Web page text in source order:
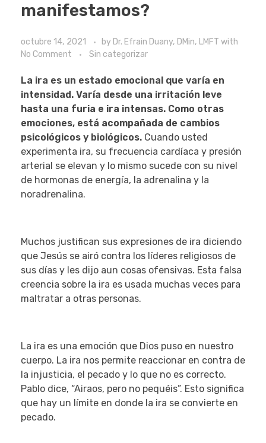
manifestamos?
octubre 14, 2021 by Dr. Efrain Duany, DMin, LMFT with
No Comment
Sin categorizar
La ira es un estado emocional que varía en
intensidad. Varía desde una irritación leve
hasta una furia e ira intensas. Como otras
emociones, está acompañada de cambios
psicológicos y biológicos. Cuando usted
experimenta ira, su frecuencia cardíaca y presión
arterial se elevan y lo mismo sucede con su nivel
de hormonas de energía, la adrenalina y la
noradrenalina.
Muchos justifican sus expresiones de ira diciendo
que Jesús se airó contra los líderes religiosos de
sus días y les dijo aun cosas ofensivas. Esta falsa
creencia sobre la ira es usada muchas veces para
maltratar a otras personas.
La ira es una emoción que Dios puso en nuestro
cuerpo. La ira nos permite reaccionar en contra de
la injusticia, el pecado y lo que no es correcto.
Pablo dice, “Airaos, pero no pequéis”. Esto significa
que hay un límite en donde la ira se convierte en
pecado.